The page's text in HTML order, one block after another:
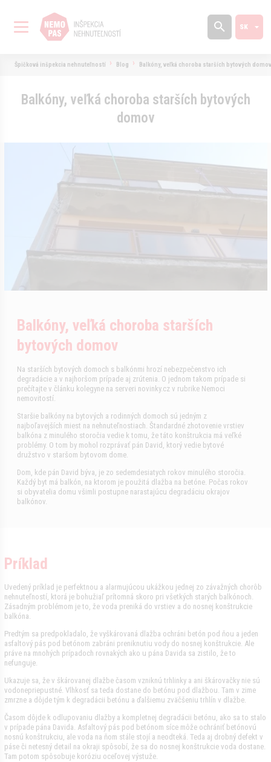
Špičková inšpekcia nehnuteľností Blog Balkóny, veľká choroba starších bytových domov
Balkóny, veľká choroba starších bytových
domov
Balkóny, veľká choroba starších
bytových domov
Na starších bytových domoch s balkónmi hrozí nebezpečenstvo ich
degradácie a v najhoršom prípade aj zrútenia. O jednom takom prípade si
prečítajte v článku kolegyne na serveri novinky.cz v rubrike Nemoci
nemovitostí.
Staršie balkóny na bytových a rodinných domoch sú jedným z
najboľavejších miest na nehnuteľnostiach. Štandardné zhotovenie vrstiev
balkóna z minulého storočia vedie k tomu, že táto konštrukcia má veľké
problémy. O tom by mohol rozprávať pán David, ktorý vedie bytové
družstvo v staršom bytovom dome.
Dom, kde pán David býva, je zo sedemdesiatych rokov minulého storočia.
Každý byt má balkón, na ktorom je použitá dlažba na betóne. Počas rokov
si obyvatelia domu všimli postupne narastajúcu degradáciu okrajov
balkónov.
Príklad
Uvedený príklad je perfektnou a alarmujúcou ukážkou jednej zo závažných chorôb
nehnuteľností, ktorá je bohužiaľ prítomná skoro pri všetkých starých balkónoch.
Zásadným problémom je to, že voda preniká do vrstiev a do nosnej konštrukcie
balkóna.
Predtým sa predpokladalo, že vyškárovaná dlažba ochráni betón pod ňou a jeden
asfaltový pás pod betónom zabráni preniknutiu vody do nosnej konštrukcie. Ale
práve na mnohých prípadoch rovnakých ako u pána Davida sa zistilo, že to
nefunguje.
Ukazuje sa, že v škárovanej dlažbe časom vzniknú trhlinky a ani škárovačky nie sú
vodonepriepustné. Vlhkosť sa teda dostane do betónu pod dlažbou. Tam v zime
zmrzne a dôjde tým k degradácii betónu a ďalšiemu zväčšeniu trhlín v dlažbe.
Časom dôjde k odlupovaniu dlažby a kompletnej degradácii betónu, ako sa to stalo
v prípade pána Davida. Asfaltový pás pod betónom síce môže ochrániť betónovú
nosnú konštrukciu, ale voda na ňom stále stojí a neodteká. Teda aj drobný defekt v
páse či netesný detail na okraji spôsobí, že sa do nosnej konštrukcie voda dostane.
Tam potom spôsobuje koróziu oceľovej výstuže.